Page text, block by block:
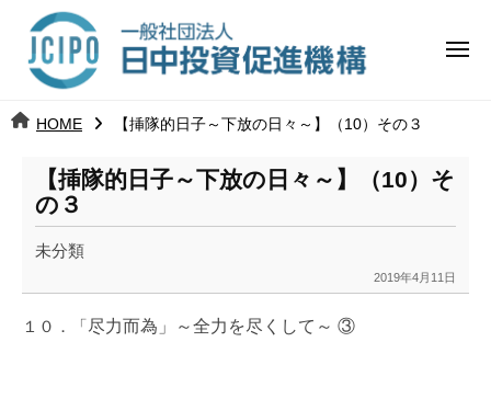
ツ 日
中
投
資
j
メ
HOME 【挿隊的日子～下放の日々～】（10）その３
【挿隊的日子～下放の日々～】（10）そ
の３
未分類
2019年4月11日
k
１０．「尽力而為」～全力を尽くして～ ③
日
中
資
進
機
構